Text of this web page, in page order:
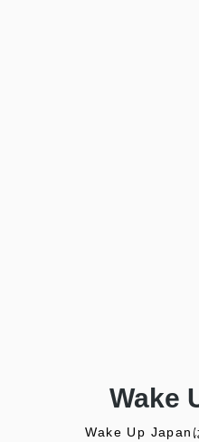
Wake
Wake Up Japan